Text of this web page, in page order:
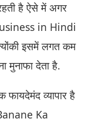
है ऐसे में अगर
in Hindi
इसमें लगत कम
देता है.
व्यापार है
Ka